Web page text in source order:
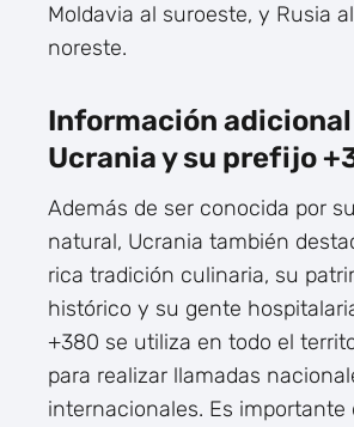
Moldavia al suroeste, y Rusia
noreste.
Información
Ucrania y su prefijo
Además de ser conocida por
natural, Ucrania también
rica tradición culinaria, su
histórico y su gente
+380 se utiliza en todo el
para realizar llamadas
internacionales. Es importante